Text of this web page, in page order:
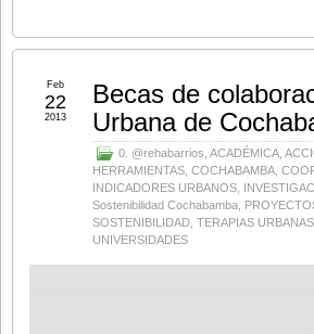
Becas de
Urbana de
0. @rehabarrios ACADÉMICA
HERRAMIENTAS COCHABAMBA
INDICADORES URBANOS
Sostenibilidad Cochabamba
SOSTENIBILIDAD TERAPIAS URBANAS
UNIVERSIDADES
Feb
22
2013